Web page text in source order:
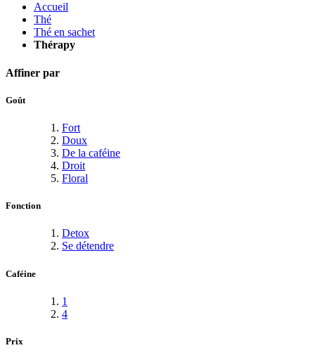
Accueil
Thé
Thé en sachet
Thérapy
Affiner par
Goût
Fort
Doux
De la caféine
Droit
Floral
Fonction
Detox
Se détendre
Caféine
1
4
Prix